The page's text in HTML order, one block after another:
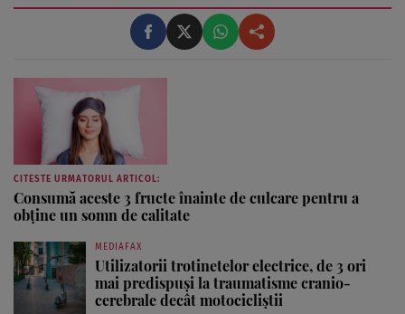
și sănătatea emoțională. Colaborări: Viața ...
CITESTE URMATORUL ARTICOL:
Consumă aceste 3 fructe înainte de culcare pentru a
obține un somn de calitate
MEDIAFAX
Utilizatorii trotinetelor electrice, de 3 ori
mai predispuși la traumatisme cranio-
cerebrale decât motocicliștii